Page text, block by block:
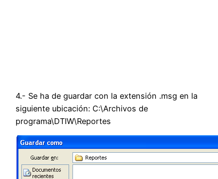
4.- Se ha de guardar con la extensión .msg en la
siguiente ubicación: C:\Archivos de
programa\DTIW\Reportes